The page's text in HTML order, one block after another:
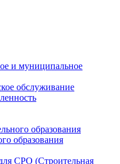
и муниципальное
обслуживание
образования
образования
СРО (Строительная